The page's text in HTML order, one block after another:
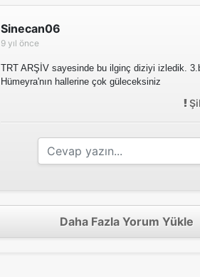
Sinecan06
9 yıl önce
TRT ARŞİV sayesinde bu ilginç diziyi izledik.
Hümeyra'nın hallerine çok güleceksiniz
Daha Fazla Yorum Yükle